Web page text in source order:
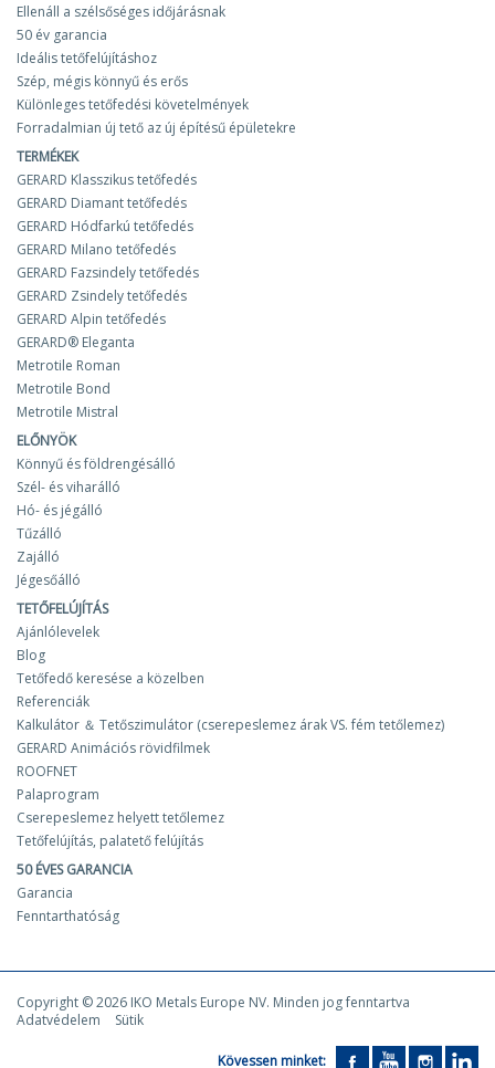
Ellenáll a szélsőséges időjárásnak
50 év garancia
Ideális tetőfelújításhoz
Szép, mégis könnyű és erős
Különleges tetőfedési követelmények
Forradalmian új tető az új építésű épületekre
TERMÉKEK
GERARD Klasszikus tetőfedés
GERARD Diamant tetőfedés
GERARD Hódfarkú tetőfedés
GERARD Milano tetőfedés
GERARD Fazsindely tetőfedés
GERARD Zsindely tetőfedés
GERARD Alpin tetőfedés
GERARD® Eleganta
Metrotile Roman
Metrotile Bond
Metrotile Mistral
ELŐNYÖK
Könnyű és földrengésálló
Szél- és viharálló
Hó- és jégálló
Tűzálló
Zajálló
Jégesőálló
TETŐFELÚJÍTÁS
Ajánlólevelek
Blog
Tetőfedő keresése a közelben
Referenciák
Kalkulátor ＆ Tetőszimulátor (cserepeslemez árak VS. fém tetőlemez)
GERARD Animációs rövidfilmek
ROOFNET
Palaprogram
Cserepeslemez helyett tetőlemez
Tetőfelújítás, palatető felújítás
50 ÉVES GARANCIA
Garancia
Fenntarthatóság
Copyright © 2026 IKO Metals Europe NV. Minden jog fenntartva
Adatvédelem
Sütik
Kövessen minket: